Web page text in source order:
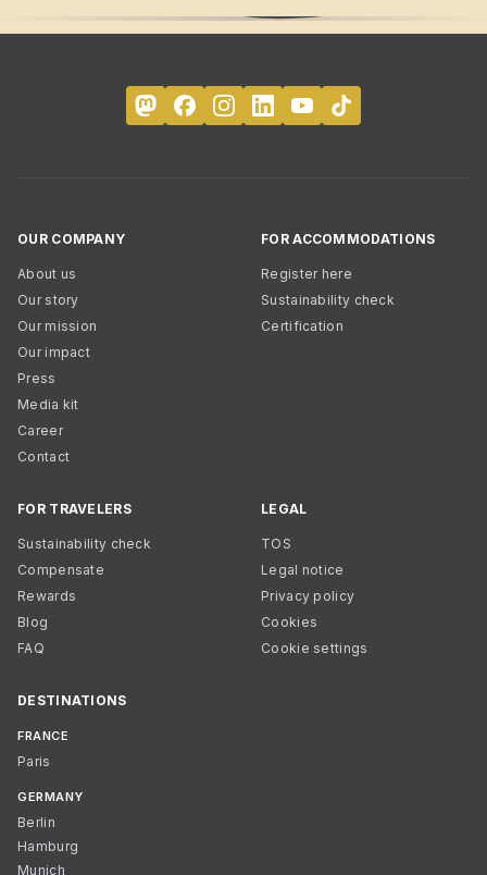
OUR COMPANY
About us
Our story
Our mission
Our impact
Press
Media kit
Career
Contact
FOR ACCOMMODATIONS
Register here
Sustainability check
Certification
FOR TRAVELERS
Sustainability check
Compensate
Rewards
Blog
FAQ
LEGAL
TOS
Legal notice
Privacy policy
Cookies
Cookie settings
DESTINATIONS
FRANCE
Paris
GERMANY
Berlin
Hamburg
Munich